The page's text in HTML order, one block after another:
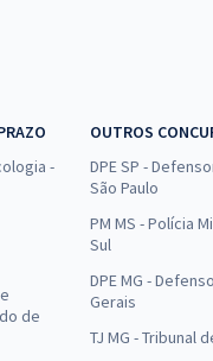
-
de
OUTROS
DPE SP -
São Paulo
PM MS - Polícia
Sul
DPE MG -
Gerais
TJ MG - Tribunal